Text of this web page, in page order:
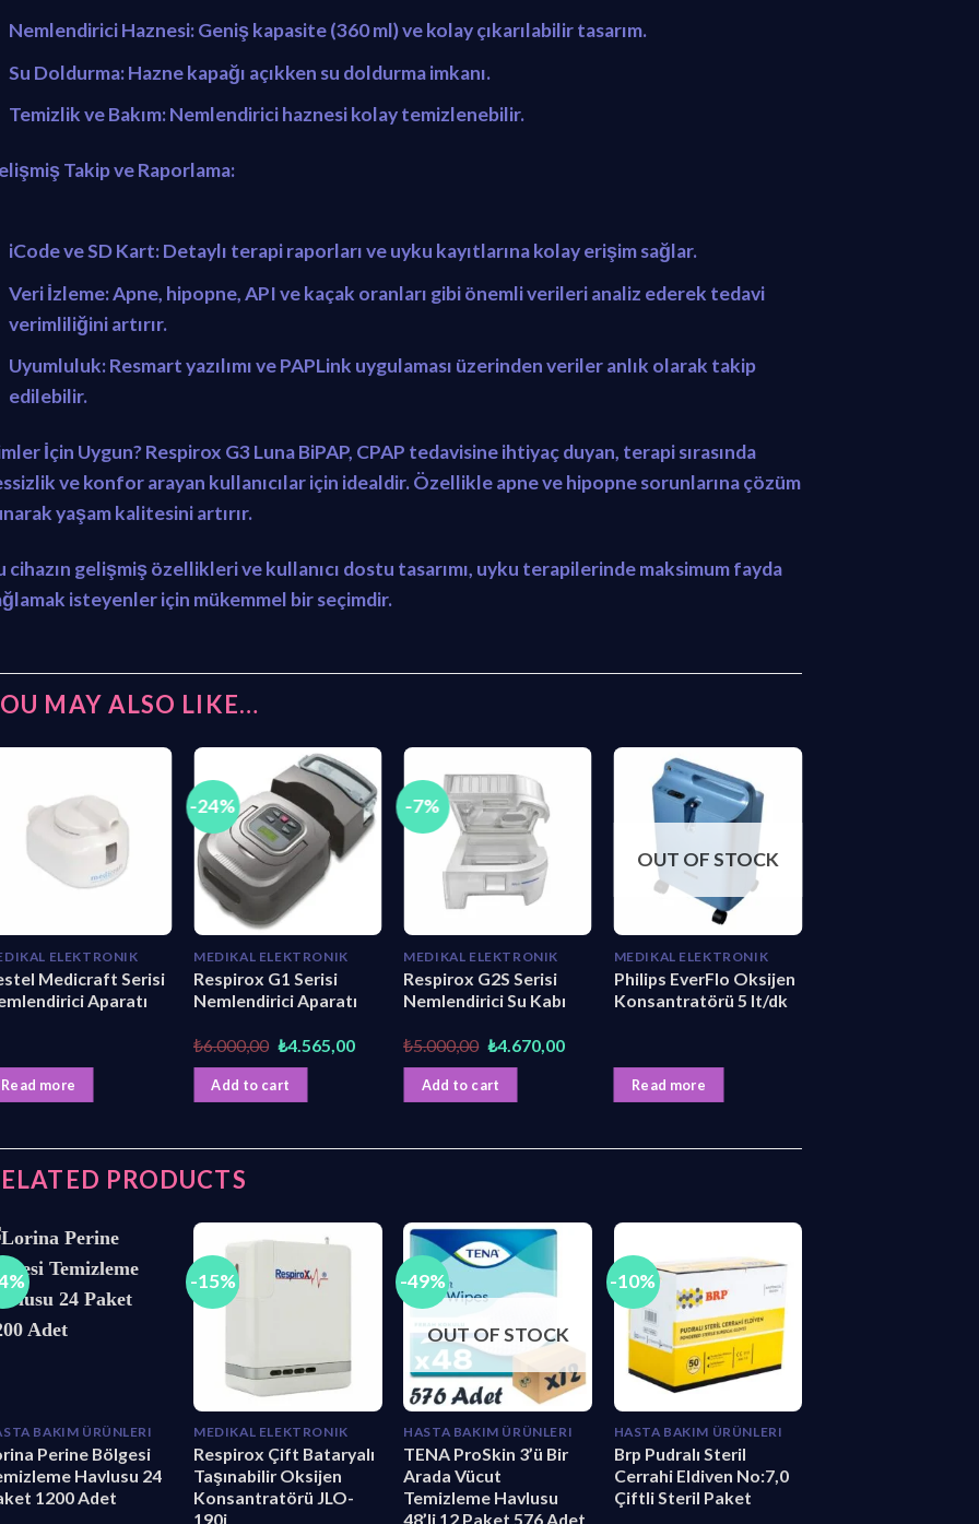
Nemlendirici Haznesi:Geniş kapasite (360 ml) ve kolay çıkarılabilir tasarım.
Su Doldurma:Hazne kapağı açıkken su doldurma imkanı.
Temizlik ve Bakım:Nemlendirici haznesi kolay temizlenebilir.
Takip ve Raporlama:
iCode ve SD Kart:Detaylı terapi raporları ve uyku kayıtlarına kolay erişim sağlar.
Veri İzleme:Apne, hipopne, API ve kaçak oranları gibi önemli verileri analiz ederek tedavi
verimliliğini artırır.
Uyumluluk:Resmart yazılımı ve PAPLink uygulaması üzerinden veriler anlık olarak takip
edilebilir.
İçin Uygun?Respirox G3 Luna BiPAP, CPAP tedavisine ihtiyaç duyan, terapi sırasında
ve konfor arayan kullanıcılar için idealdir. Özellikle apne ve hipopne sorunlarına çözüm
yaşam kalitesini artırır.
cihazın gelişmiş özellikleri ve kullanıcı dostu tasarımı, uyku terapilerinde maksimum fayda
isteyenler için mükemmel bir seçimdir.
MAY ALSO LIKE…
ELEKTRONIK
Medicraft Serisi
Aparatı
Read more
-24%
MEDIKAL ELEKTRONIK
Respirox G1 Serisi
Nemlendirici Aparatı
₺6.000,00 Original
was:
₺6.000,00.
₺4.565,00Current
₺4.565,00.
Add to cart
-7%
MEDIKAL ELEKTRONIK
Respirox G2S Serisi
Nemlendirici Su Kabı
₺5.000,00 Original
was:
₺5.000,00.
₺4.670,00Current
₺4.670,00.
Add to cart
OUT OF STOCK
MEDIKAL ELEKTRONIK
Philips EverFlo Oksijen
Konsantratörü 5 lt/dk
Read more
PRODUCTS
BAKIM ÜRÜNLERI
Perine Bölgesi
Havlusu 24
1200 Adet
-15%
MEDIKAL ELEKTRONIK
Respirox Çift Bataryalı
Taşınabilir Oksijen
Konsantratörü JLO-
190i
-49%
OUT OF STOCK
HASTA BAKIM ÜRÜNLERI
TENA ProSkin 3’ü Bir
Arada Vücut
Temizleme Havlusu
48’li 12 Paket 576 Adet
-10%
HASTA BAKIM ÜRÜNLERI
Brp Pudralı Steril
Cerrahi Eldiven No:7,0
Çiftli Steril Paket